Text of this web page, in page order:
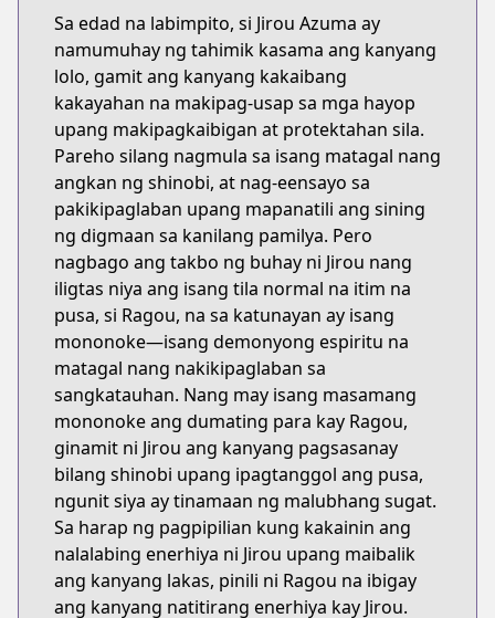
Sa edad na labimpito, si Jirou Azuma ay
namumuhay ng tahimik kasama ang kanyang
lolo, gamit ang kanyang kakaibang
kakayahan na makipag-usap sa mga hayop
upang makipagkaibigan at protektahan sila.
Pareho silang nagmula sa isang matagal nang
angkan ng shinobi, at nag-eensayo sa
pakikipaglaban upang mapanatili ang sining
ng digmaan sa kanilang pamilya. Pero
nagbago ang takbo ng buhay ni Jirou nang
iligtas niya ang isang tila normal na itim na
pusa, si Ragou, na sa katunayan ay isang
mononoke—isang demonyong espiritu na
matagal nang nakikipaglaban sa
sangkatauhan. Nang may isang masamang
mononoke ang dumating para kay Ragou,
ginamit ni Jirou ang kanyang pagsasanay
bilang shinobi upang ipagtanggol ang pusa,
ngunit siya ay tinamaan ng malubhang sugat.
Sa harap ng pagpipilian kung kakainin ang
nalalabing enerhiya ni Jirou upang maibalik
ang kanyang lakas, pinili ni Ragou na ibigay
ang kanyang natitirang enerhiya kay Jirou.